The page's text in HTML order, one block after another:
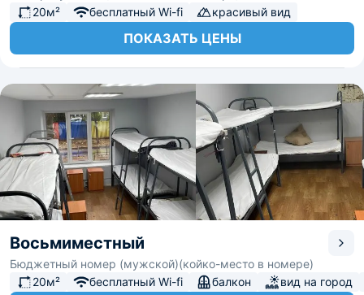
20м²
бесплатный Wi-fi красивый вид
ПОКАЗАТЬ ЦЕНЫ
Восьмиместный
Бюджетный номер (мужской)(койко-место в номере)
20м²
бесплатный Wi-fi балкон вид на город